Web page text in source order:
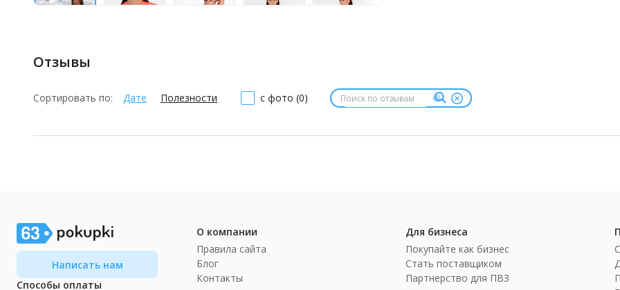
Отзывы
Сортировать по: Дате Полезности с фото (0)
Написать нам
Способы оплаты
О компании
Правила сайта
Блог
Контакты
Для бизнеса
Покупайте как бизнес
Стать поставщиком
Партнерство для ПВЗ